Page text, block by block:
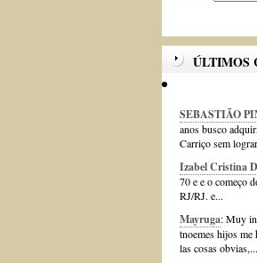
ÚLTIMOS
SEBASTIÃO
anos busco
Carriço sem
Izabel Cristina
70 e e o começo
RJ/RJ. e...
Mayruga: Muy
tnoemes hijos me
las cosas obvias,...